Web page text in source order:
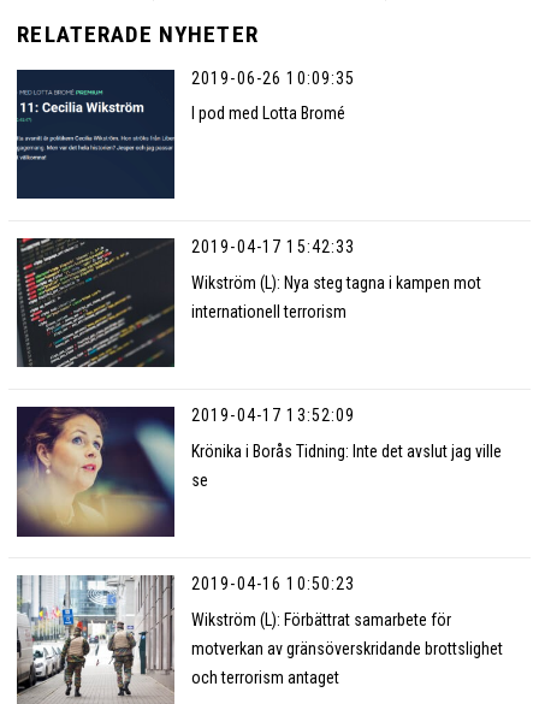
RELATERADE NYHETER
2019-06-26 10:09:35
I pod med Lotta Bromé
2019-04-17 15:42:33
Wikström (L): Nya steg tagna i kampen mot
internationell terrorism
2019-04-17 13:52:09
Krönika i Borås Tidning: Inte det avslut jag ville
se
2019-04-16 10:50:23
Wikström (L): Förbättrat samarbete för
motverkan av gränsöverskridande brottslighet
och terrorism antaget